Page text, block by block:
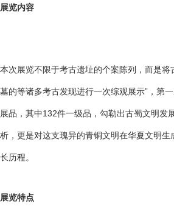
展览内容
本次展览不限于考古遗址的个案陈列，而是
墓的等诸多考古发现进行一次综观展示”，第
展品，其中132件一级品，勾勒出古蜀文明发
析，更是对这支瑰异的青铜文明在华夏文明
长历程。
展览特点